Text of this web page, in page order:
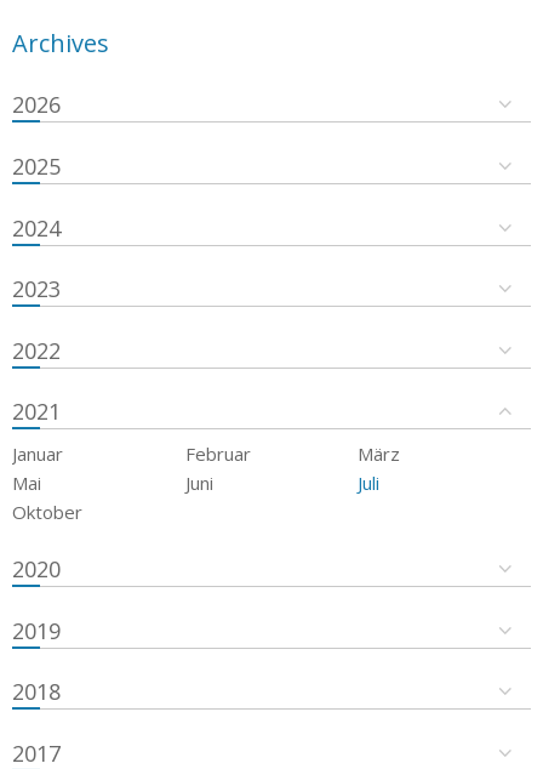
Archives
2026
2025
2024
2023
2022
2021
Januar Februar
März
Mai
Juni
Juli
Oktober
2020
2019
2018
2017